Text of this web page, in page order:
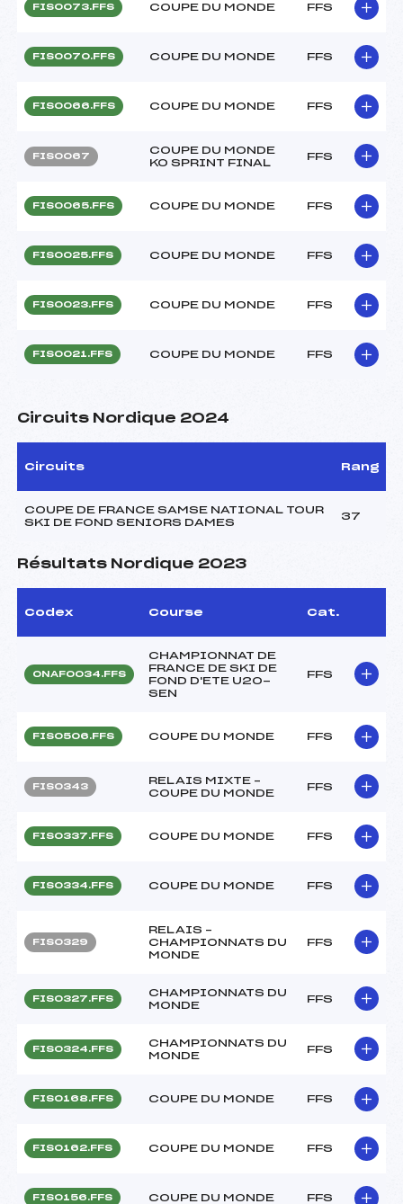
FIS0073.FFS COUPE DU MONDE FFS
FIS0070.FFS COUPE DU MONDE FFS
FIS0066.FFS COUPE DU MONDE FFS
FIS0067
COUPE DU MONDE
KO SPRINT FINAL
FFS
FIS0065.FFS COUPE DU MONDE FFS
FIS0025.FFS COUPE DU MONDE FFS
FIS0023.FFS COUPE DU MONDE FFS
FIS0021.FFS COUPE DU MONDE FFS
Circuits Nordique 2024
Circuits Rang
COUPE DE FRANCE SAMSE NATIONAL TOUR
SKI DE FOND SENIORS DAMES
37
Résultats Nordique 2023
Codex Course Cat.
ONAF0034.FFS
CHAMPIONNAT DE
FRANCE DE SKI DE
FOND D'ETE U20-
SEN
FFS
FIS0506.FFS COUPE DU MONDE FFS
FIS0343
RELAIS MIXTE –
COUPE DU MONDE
FFS
FIS0337.FFS COUPE DU MONDE FFS
FIS0334.FFS COUPE DU MONDE FFS
FIS0329
RELAIS –
CHAMPIONNATS DU
MONDE
FFS
FIS0327.FFS
CHAMPIONNATS DU
MONDE
FFS
FIS0324.FFS
CHAMPIONNATS DU
MONDE
FFS
FIS0168.FFS COUPE DU MONDE FFS
FIS0162.FFS COUPE DU MONDE FFS
FIS0156.FFS COUPE DU MONDE FFS